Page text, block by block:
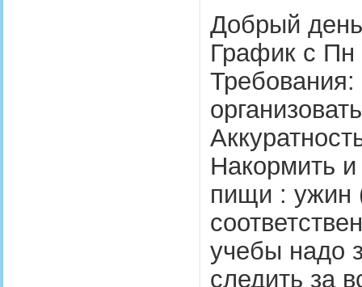
Добрый
График с Пн
Накормить и
пищи : ужин
учебы надо
следить за